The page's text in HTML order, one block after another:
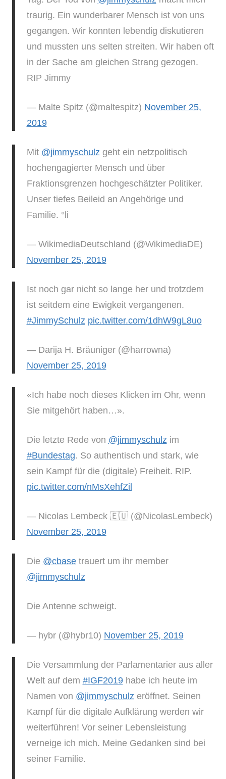
traurig. Ein wunderbarer Mensch ist von uns
gegangen. Wir konnten lebendig diskutieren
und mussten uns selten streiten. Wir haben oft
in der Sache am gleichen Strang gezogen.
RIP Jimmy
— Malte Spitz (@maltespitz) November 25,
2019
Mit @jimmyschulz geht ein netzpolitisch
hochengagierter Mensch und über
Fraktionsgrenzen hochgeschätzter Politiker.
Unser tiefes Beileid an Angehörige und
Familie. °li
— WikimediaDeutschland (@WikimediaDE)
November 25, 2019
Ist noch gar nicht so lange her und trotzdem
ist seitdem eine Ewigkeit vergangenen.
#JimmySchulz pic.twitter.com/1dhW9gL8uo
— Darija H. Bräuniger (@harrowna)
November 25, 2019
«Ich habe noch dieses Klicken im Ohr, wenn
Sie mitgehört haben…».
Die letzte Rede von @jimmyschulz im
#Bundestag. So authentisch und stark, wie
sein Kampf für die (digitale) Freiheit. RIP.
pic.twitter.com/nMsXehfZil
— Nicolas Lembeck 🇪🇺 (@NicolasLembeck)
November 25, 2019
Die @cbasetrauert um ihr member
@jimmyschulz
Die Antenne schweigt.
— hybr (@hybr10) November 25, 2019
Die Versammlung der Parlamentarier aus aller
Welt auf dem #IGF2019habe ich heute im
Namen von @jimmyschulz eröffnet. Seinen
Kampf für die digitale Aufklärung werden wir
weiterführen! Vor seiner Lebensleistung
verneige ich mich. Meine Gedanken sind bei
seiner Familie.